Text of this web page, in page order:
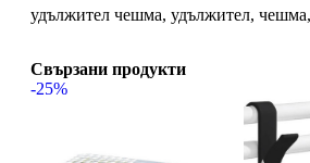
удължител чешма, удължител,
Свързани продукти
-25%